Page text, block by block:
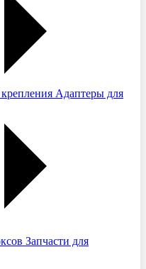
Адаптеры для
Запчасти для